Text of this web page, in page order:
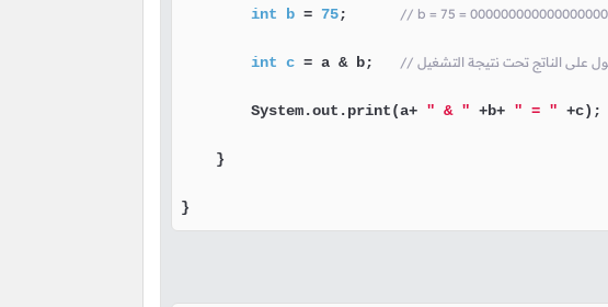
int b = 75; // b = 75 =
int c = a & b; على الناتج تحت نتيجة التشغيل
        System.out.print(a+
" & " +b+ " = " +c);
    }
}